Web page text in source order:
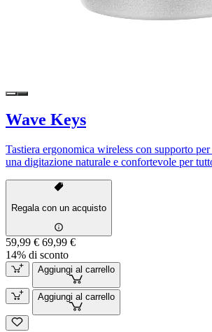
Wave Keys
Tastiera ergonomica wireless con supporto
una digitazione naturale e confortevole per
Regala con un acquisto
59,99 € 69,99 €
14% di sconto
Aggiungi al carrello
Aggiungi al carrello